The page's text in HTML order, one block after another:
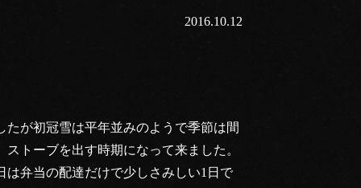
2016.10.12
が初冠雪は平年並みのようで季節は間
トーブを出す時期になって来ました。
弁当の配達だけで少しさみしい1日で